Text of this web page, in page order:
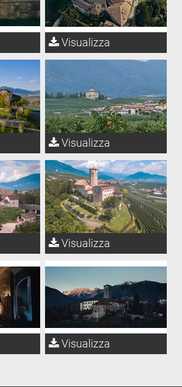
Visualizza
Visualizza
Visualizza
Visualizza